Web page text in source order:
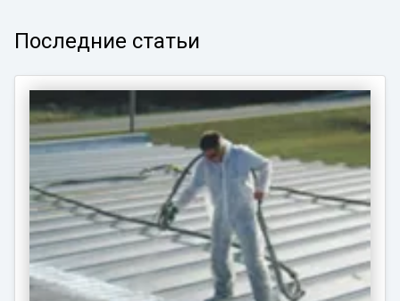
Последние статьи